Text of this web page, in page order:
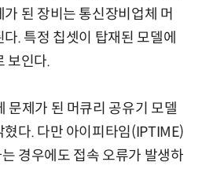
된 장비는 통신장비업체 머
. 특정 칩셋이 탑재된 모델에
보인다.
문제가 된 머큐리 공유기 모델
다. 다만 아이피타임(IPTIME)
경우에도 접속 오류가 발생하